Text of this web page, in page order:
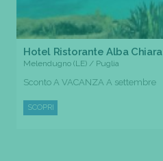
Hotel Ristorante Alba Chiara
Melendugno (LE) / Puglia
Sconto A VACANZA A settembre
SCOPRI